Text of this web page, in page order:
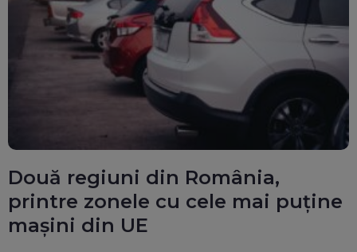
Două regiuni din România,
printre zonele cu cele mai puține
mașini din UE